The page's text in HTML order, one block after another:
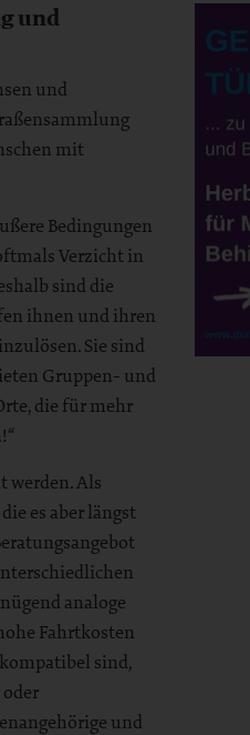
und
und
mit
Bedingungen
Verzicht in
sind die
ihnen und ihren
Sie sind
Gruppen- und
die für mehr
werden. Als
es aber längst
analoge
Fahrtkosten
sind,
und